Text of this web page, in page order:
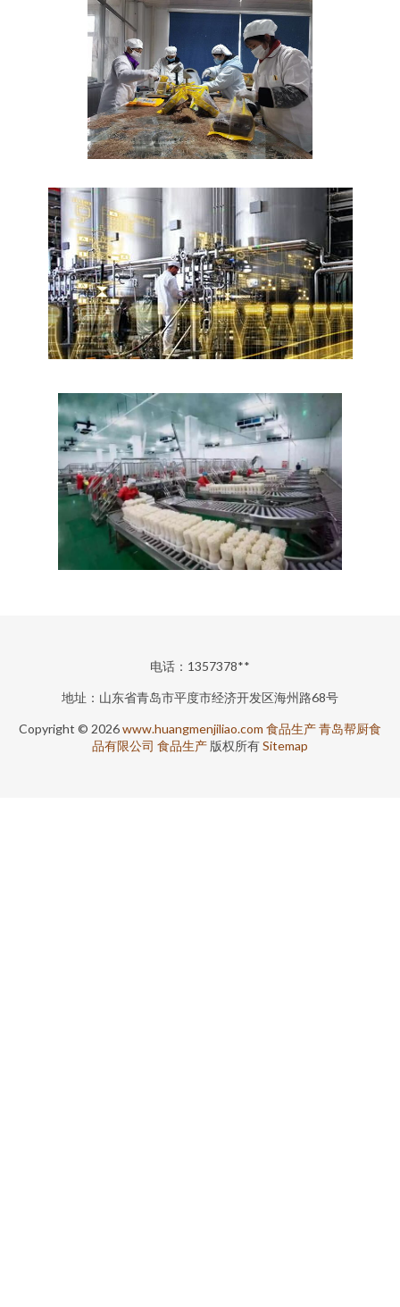
电话：1357378**
地址：山东省青岛市平度市经济开发区海州路68号
Copyright © 2026www.huangmenjiliao.com 食品生产青岛帮厨食
品有限公司 食品生产 版权所有Sitemap